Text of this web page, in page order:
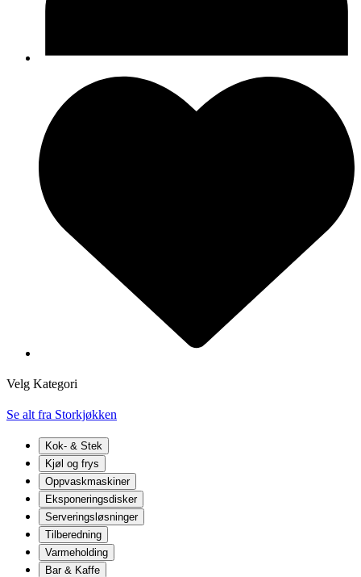
Velg Kategori
Se alt fra Storkjøkken
Kok- & Stek
Kjøl og frys
Oppvaskmaskiner
Eksponeringsdisker
Serveringsløsninger
Tilberedning
Varmeholding
Bar & Kaffe